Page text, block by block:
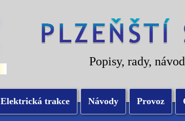
Popisy, rady,
Elektrická trakce Návody Provoz